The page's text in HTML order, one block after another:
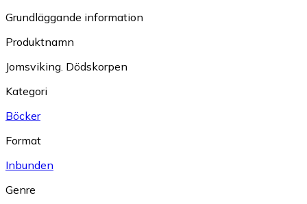
Grundläggande information
Produktnamn
Jomsviking. Dödskorpen
Kategori
Böcker
Format
Inbunden
Genre